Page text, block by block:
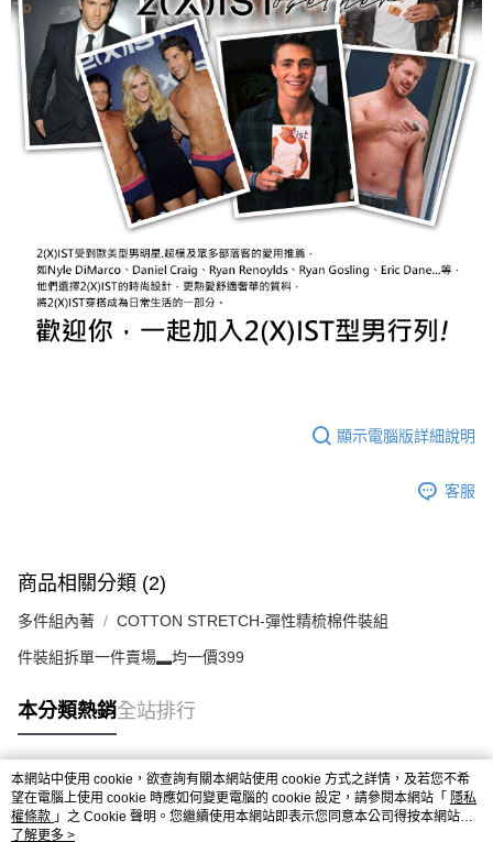
顯示電腦版詳細說明
客服
商品相關分類 (2)
多件組內著 COTTON STRETCH-彈性精梳棉件裝組
件裝組拆單一件賣場▂均一價399
本分類熱銷全站排行
熱門標籤
本網站中使用 cookie，欲查詢有關本網站使用 cookie 方式之詳情，及若您不希
望在電腦上使用 cookie 時應如何變更電腦的 cookie 設定，請參閱本網站「 隱私
權條款 」之 Cookie 聲明。您繼續使用本網站即表示您同意本公司得按本網站使
用條款之 Cookie 聲明使用 cookie。
了解更多 >